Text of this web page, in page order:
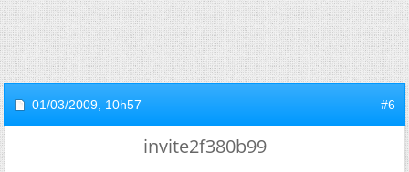
01/03/2009, 10h57 #6
invite2f380b99